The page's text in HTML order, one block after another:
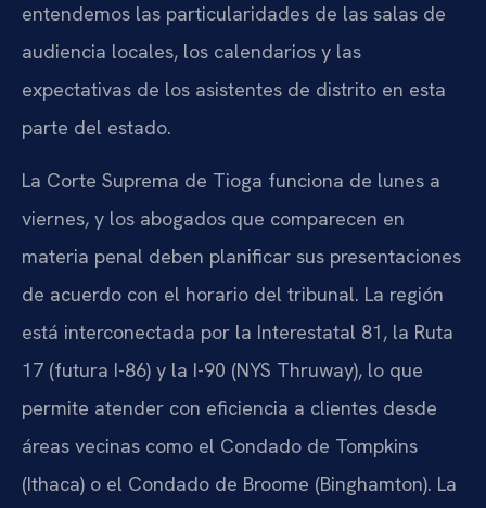
entendemos las particularidades de las salas de
audiencia locales, los calendarios y las
expectativas de los asistentes de distrito en esta
parte del estado.
La Corte Suprema de Tioga funciona de lunes a
viernes, y los abogados que comparecen en
materia penal deben planificar sus presentaciones
de acuerdo con el horario del tribunal. La región
está interconectada por la Interestatal 81, la Ruta
17 (futura I-86) y la I-90 (NYS Thruway), lo que
permite atender con eficiencia a clientes desde
áreas vecinas como el Condado de Tompkins
(Ithaca) o el Condado de Broome (Binghamton). La